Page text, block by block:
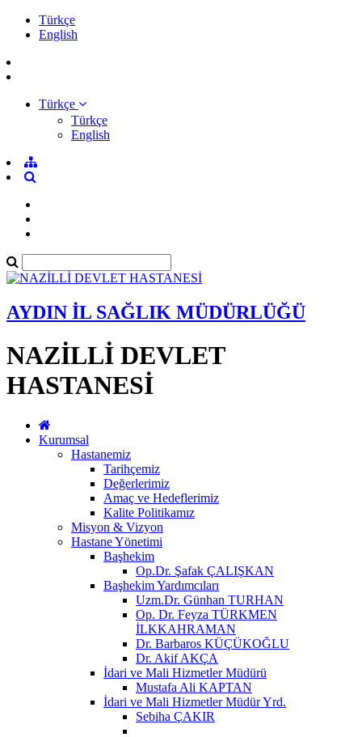
Türkçe
English
Türkçe
Türkçe
English
AYDIN İL SAĞLIK MÜDÜRLÜĞÜ
NAZİLLİ DEVLET
HASTANESİ
Kurumsal
Hastanemiz
Tarihçemiz
Değerlerimiz
Amaç ve Hedeflerimiz
Kalite Politikamız
Misyon & Vizyon
Hastane Yönetimi
Başhekim
Op.Dr. Şafak ÇALIŞKAN
Başhekim Yardımcıları
Uzm.Dr. Günhan TURHAN
Op. Dr. Feyza TÜRKMEN
İLKKAHRAMAN
Dr. Barbaros KÜÇÜKOĞLU
Dr. Akif AKÇA
İdari ve Mali Hizmetler Müdürü
Mustafa Ali KAPTAN
İdari ve Mali Hizmetler Müdür Yrd.
Sebiha ÇAKIR